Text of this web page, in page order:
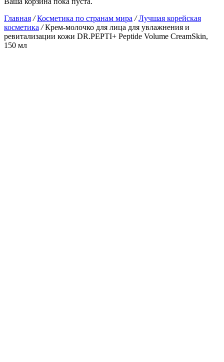
Главная /Косметика по странам мира /Лучшая корейская
косметика /Крем-молочко для лица для увлажнения и
ревитализации кожи DR.PEPTI+ Peptide Volume CreamSkin,
150 мл